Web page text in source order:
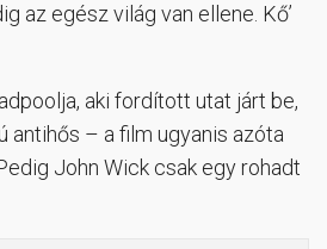
az egész világ van ellene. Kő’
aki fordított utat járt be,
antihős – a film ugyanis azóta
John Wick csak egy rohadt